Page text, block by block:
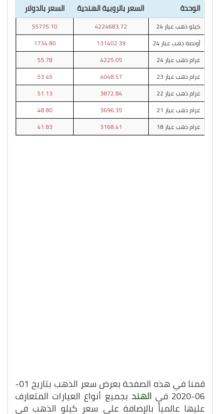
الوحدة السعر بالروبية الهندية السعر بالدولار
كيلو ذهب عيار 24 4224683.72
55775.10
أونصة ذهب عيار 24
131402.39
1734.80
غرام ذهب عيار 24
4225.05
55.78
غرام ذهب عيار 23
4048.57
53.45
غرام ذهب عيار 22
3872.84
51.13
غرام ذهب عيار 21
3696.35
48.80
غرام ذهب عيار 18
3168.41
41.83
قمنا في هذه الصفحة بعرض سعر الذهب بتاريخ 01-
06-2020 في الهند بجميع أنواع العيارات المتعارف
عليها عالمياً بالإضافة على سعر كيلو الذهب في